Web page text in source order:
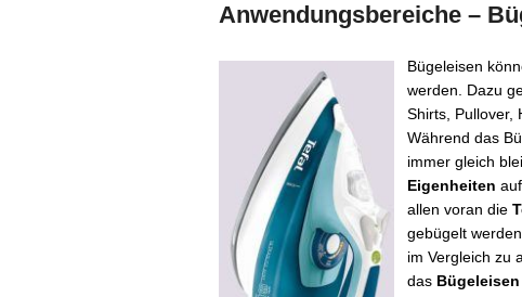
Anwendungsbereiche –
Bügeleisen
werden. Dazu
Shirts, Pullover,
Während das
immer gleich
Eigenheiten
allen voran die
gebügelt
im Vergleich zu
das Bügeleisen